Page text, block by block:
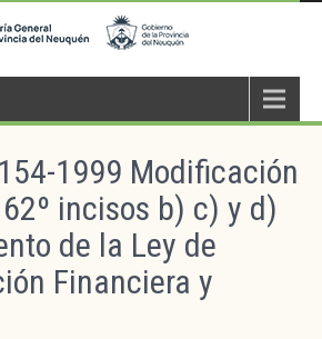
1999 Modificación
incisos b) c) y d)
de la Ley de
Financiera y